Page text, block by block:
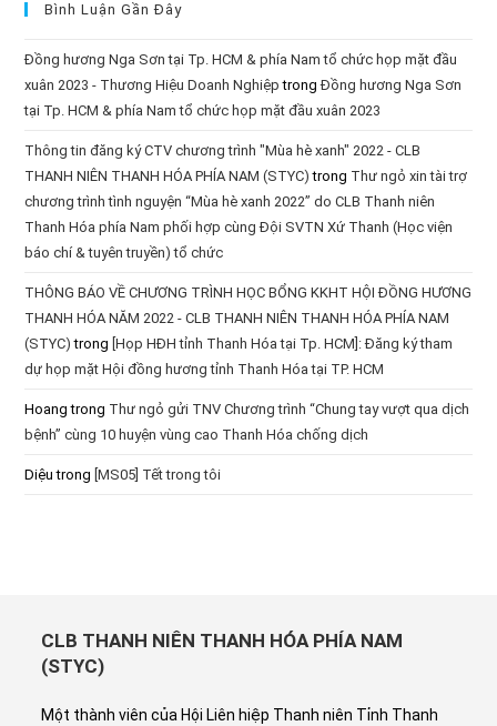
Bình Luận Gần Đây
Đồng hương Nga Sơn tại Tp. HCM & phía Nam tổ chức họp mặt đầu
xuân 2023 - Thương Hiệu Doanh Nghiệp trongĐồng hương Nga Sơn
tại Tp. HCM & phía Nam tổ chức họp mặt đầu xuân 2023
Thông tin đăng ký CTV chương trình "Mùa hè xanh" 2022 - CLB
THANH NIÊN THANH HÓA PHÍA NAM (STYC) trong Thư ngỏ xin tài trợ
chương trình tình nguyện “Mùa hè xanh 2022” do CLB Thanh niên
Thanh Hóa phía Nam phối hợp cùng Đội SVTN Xứ Thanh (Học viện
báo chí & tuyên truyền) tổ chức
THÔNG BÁO VỀ CHƯƠNG TRÌNH HỌC BỔNG KKHT HỘI ĐỒNG HƯƠNG
THANH HÓA NĂM 2022 - CLB THANH NIÊN THANH HÓA PHÍA NAM
(STYC) trong [Họp HĐH tỉnh Thanh Hóa tại Tp. HCM]: Đăng ký tham
dự họp mặt Hội đồng hương tỉnh Thanh Hóa tại TP. HCM
Hoang trong Thư ngỏ gửi TNV Chương trình “Chung tay vượt qua dịch
bệnh” cùng 10 huyện vùng cao Thanh Hóa chống dịch
Diệu trong [MS05] Tết trong tôi
CLB THANH NIÊN THANH HÓA PHÍA NAM
(STYC)
Một thành viên của Hội Liên hiệp Thanh niên Tỉnh Thanh